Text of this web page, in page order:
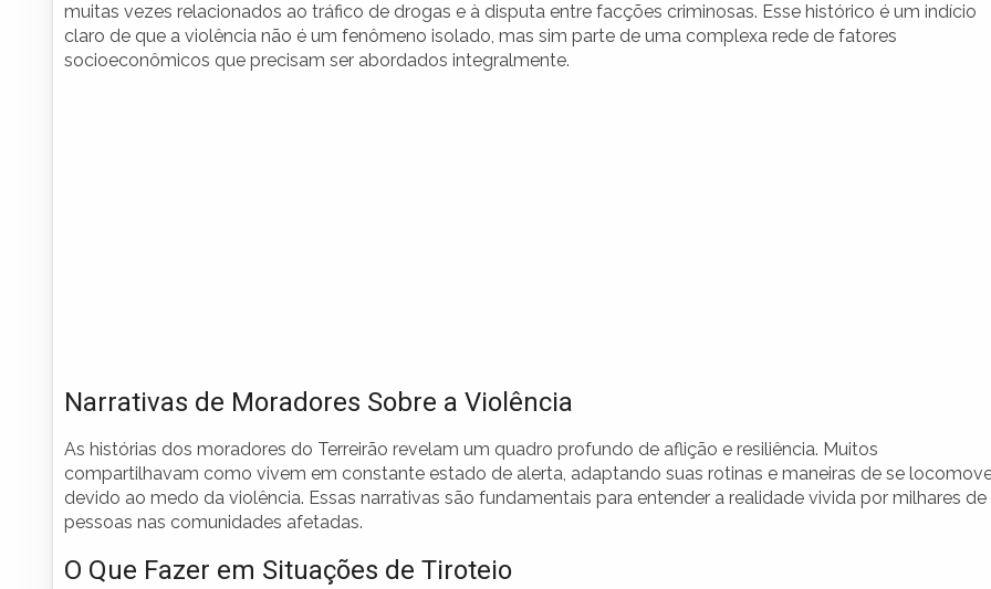
muitas vezes relacionados ao tráfico de drogas e à disputa entre facções criminosas. Esse histórico é um indício
claro de que a violência não é um fenômeno isolado, mas sim parte de uma complexa rede de fatores
socioeconômicos que precisam ser abordados integralmente.
Narrativas de Moradores Sobre a Violência
As histórias dos moradores do Terreirão revelam um quadro profundo de aflição e resiliência. Muitos
compartilhavam como vivem em constante estado de alerta, adaptando suas rotinas e maneiras de se
devido ao medo da violência. Essas narrativas são fundamentais para entender a realidade vivida por milhares de
pessoas nas comunidades afetadas.
O Que Fazer em Situações de Tiroteio